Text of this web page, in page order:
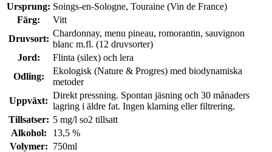
Ursprung: Soings-en-Sologne, Touraine (Vin de France)
Färg:
Vitt
Druvsort:
Chardonnay, menu pineau, romorantin, sauvignon
blanc m.fl. (12 druvsorter)
Jord:
Flinta (silex) och lera
Odling:
Ekologisk (Nature & Progres) med biodynamiska
metoder
Uppväxt:
Direkt pressning. Spontan jäsning och 30 månaders
lagring i äldre fat. Ingen klarning eller filtrering.
Tillsatser: 5 mg/l so2 tillsatt
Alkohol:
13,5 %
Volymer: 750ml